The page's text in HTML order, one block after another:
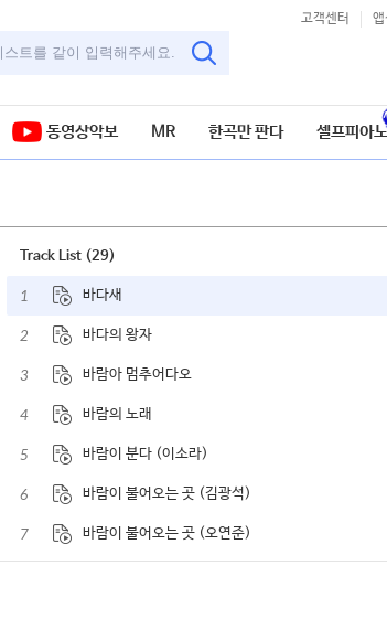
고객센터 앱
동영상악보 MR 한곡만 판다 셀프피아노
Track List (29)
1 바다새
2 바다의 왕자
3 바람아 멈추어다오
4 바람의 노래
5 바람이 분다 (이소라)
6 바람이 불어오는 곳 (김광석)
7 바람이 불어오는 곳 (오연준)